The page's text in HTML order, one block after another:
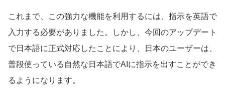
これまで、この強力な機能を利用するには、指示を英語で
入力する必要がありました。しかし、今回のアップデート
で日本語に正式対応したことにより、日本のユーザーは、
普段使っている自然な日本語でAIに指示を出すことができ
るようになります。